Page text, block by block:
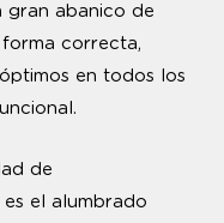
gran abanico de
correcta,
en todos los
de
el alumbrado